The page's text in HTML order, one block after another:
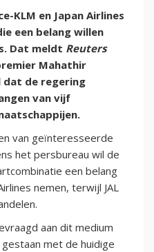
KLM en Japan Airlines
een belang willen
Dat meldt Reuters
Mahathir
dat de regering
van vijf
van geïnteresseerde
het persbureau wil de
een belang
nemen, terwijl JAL
aan dit medium
met de huidige